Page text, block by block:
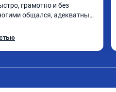
грамотно и без
общался, адекватных
на все вопросы, все